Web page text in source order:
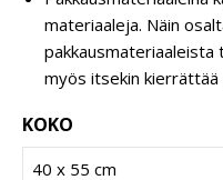
materiaaleja. Näin
pakkausmateriaaleista
myös itsekin kierrättää
KOKO